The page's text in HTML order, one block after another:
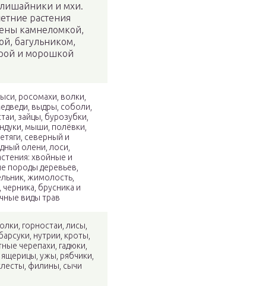
лишайники и мхи.
растения
камнеломкой,
багульником,
и морошкой
росомахи, волки,
выдры, соболи,
зайцы, бурозубки,
мыши, полёвки,
северный и
олени, лоси,
хвойные и
породы деревьев,
жимолость,
брусника и
виды трав
горностаи, лисы,
нутрии, кроты,
черепахи, гадюки,
ужы, рябчики,
филины, сычи